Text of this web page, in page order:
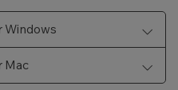
Windows
Mac